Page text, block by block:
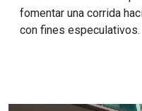
fomentar una corrida
con fines especulativos.